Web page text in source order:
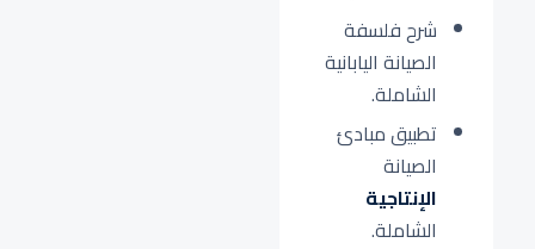
شرح فلسفة
الصيانة اليابانية
الشاملة.
تطبيق مبادئ
الصيانة
الإنتاجية
الشاملة.